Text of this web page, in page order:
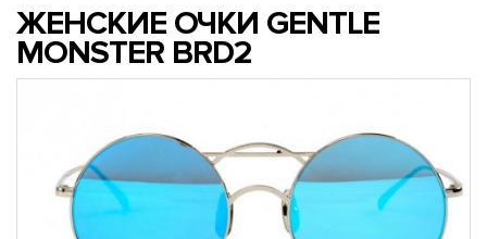
ЖЕНСКИЕ ОЧКИ GENTLE
MONSTER BRD2